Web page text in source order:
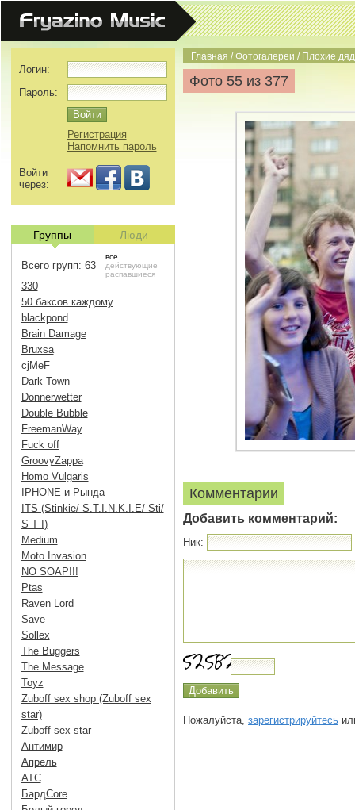
Главная /Фотогалереи / Плохие
Фото 55 из 377
Комментарии
Добавить комментарий:
Ник:
Пожалуйста, зарегистрируйтесь
Логин:
Пароль:
Регистрация
Напомнить пароль
Войти
через:
Группы Люди
Всего групп: 63
все
действующие
распавшиеся
330
50 баксов каждому
blackpond
Brain Damage
Bruxsa
cjMeF
Dark Town
Donnerwetter
Double Bubble
FreemanWay
Fuck off
GroovyZappa
Homo Vulgaris
IPHONE-и-Рында
ITS (Stinkie/ S.T.I.N.K.I.E/ Sti/
S T I)
Medium
Moto Invasion
NO SOAP!!!
Ptas
Raven Lord
Save
Sollex
The Buggers
The Message
Toyz
Zuboff sex shop (Zuboff sex
star)
Zuboff sex star
Антимир
Апрель
АТС
БардCore